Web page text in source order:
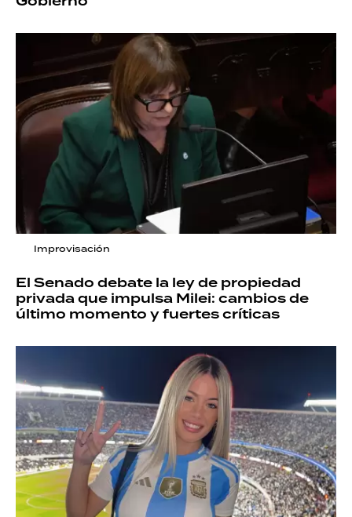
Improvisación
El Senado debate la ley de propiedad
privada que impulsa Milei: cambios de
último momento y fuertes críticas